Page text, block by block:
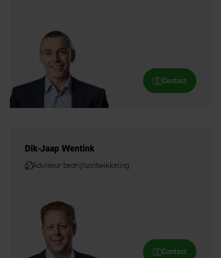
Contact
Dik-Jaap Wentink
Adviseur bedrijfsontwikkeling
Contact